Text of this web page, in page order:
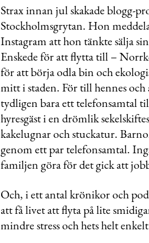
Strax innan jul skakade blogg-
Stockholms­grytan. Hon
Instagram att hon tänkte sälja
Enskede för att flytta till –
för att börja odla bin och
mitt i staden. För till hennes
tydligen bara ett telefonsamtal
hyresgäst i en drömlik
kakelugnar och stuckatur.
genom ett par telefonsamtal.
familjen göra för det gick att
Och, i ett antal krönikor och
att få livet att flyta på lite
mindre stress och hets helt